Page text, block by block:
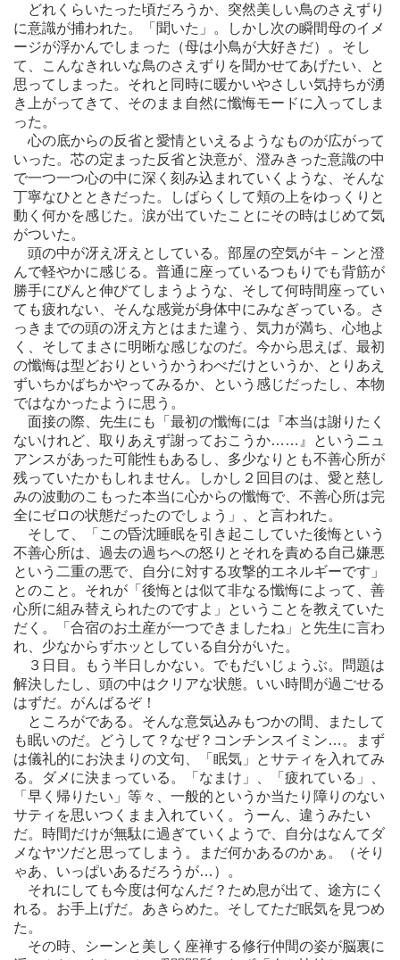
どれくらいたった頃だろうか、突然美しい鳥のさえずり
に意識が捕われた。「聞いた」。しかし次の瞬間母のイメ
ージが浮かんでしまった（母は小鳥が大好きだ）。そし
て、こんなきれいな鳥のさえずりを聞かせてあげたい、と
思ってしまった。それと同時に暖かいやさしい気持ちが湧
き上がってきて、そのまま自然に懺悔モードに入ってしま
った。
心の底からの反省と愛情といえるようなものが広がって
いった。芯の定まった反省と決意が、澄みきった意識の中
で一つ一つ心の中に深く刻み込まれていくような、そんな
丁寧なひとときだった。しばらくして頬の上をゆっくりと
動く何かを感じた。涙が出ていたことにその時はじめて気
がついた。
頭の中が冴え冴えとしている。部屋の空気がキ－ンと澄
んで軽やかに感じる。普通に座っているつもりでも背筋が
勝手にぴんと伸びてしまうような、そして何時間座ってい
ても疲れない、そんな感覚が身体中にみなぎっている。さ
っきまでの頭の冴え方とはまた違う、気力が満ち、心地よ
く、そしてまさに明晰な感じなのだ。今から思えば、最初
の懺悔は型どおりというかうわべだけというか、とりあえ
ずいちかばちかやってみるか、という感じだったし、本物
ではなかったように思う。
面接の際、先生にも「最初の懺悔には『本当は謝りたく
ないけれど、取りあえず謝っておこうか……』というニュ
アンスがあった可能性もあるし、多少なりとも不善心所が
残っていたかもしれません。しかし２回目のは、愛と慈し
みの波動のこもった本当に心からの懺悔で、不善心所は完
全にゼロの状態だったのでしょう」、と言われた。
そして、「この昏沈睡眠を引き起こしていた後悔という
不善心所は、過去の過ちへの怒りとそれを責める自己嫌悪
という二重の悪で、自分に対する攻撃的エネルギーです」
とのこと。それが「後悔とは似て非なる懺悔によって、善
心所に組み替えられたのですよ」ということを教えていた
だく。「合宿のお土産が一つできましたね」と先生に言わ
れ、少なからずホッとしている自分がいた。
３日目。もう半日しかない。でもだいじょうぶ。問題は
解決したし、頭の中はクリアな状態。いい時間が過ごせる
はずだ。がんばるぞ！
ところがである。そんな意気込みもつかの間、またして
も眠いのだ。どうして？なぜ？コンチンスイミン…。まず
は儀礼的にお決まりの文句、「眠気」とサティを入れてみ
る。ダメに決まっている。「なまけ」、「疲れている」、
「早く帰りたい」等々、一般的というか当たり障りのない
サティを思いつくまま入れていく。うーん、違うみたい
だ。時間だけが無駄に過ぎていくようで、自分はなんてダ
メなヤツだと思ってしまう。まだ何かあるのかぁ。（そり
ゃあ、いっぱいあるだろうが…）。
それにしても今度は何なんだ？ため息が出て、途方にく
れる。お手上げだ。あきらめた。そしてただ眠気を見つめ
た。
その時、シーンと美しく座禅する修行仲間の姿が脳裏に